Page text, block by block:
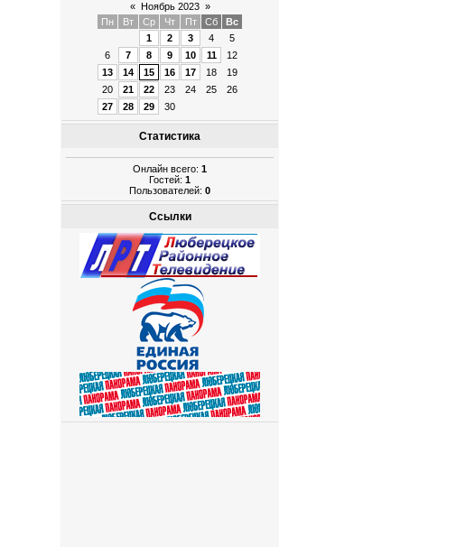
« Ноябрь 2023 »
Пн
Вт Ср Чт Пт Сб
Вс
1
2 3 4
5
6
7 8 9 10 11
12
13
14 15 16 17 18
19
20
21 22 23 24 25
26
27
28 29 30
Статистика
Онлайн всего:1
Гостей:1
Пользователей:0
Ссылки